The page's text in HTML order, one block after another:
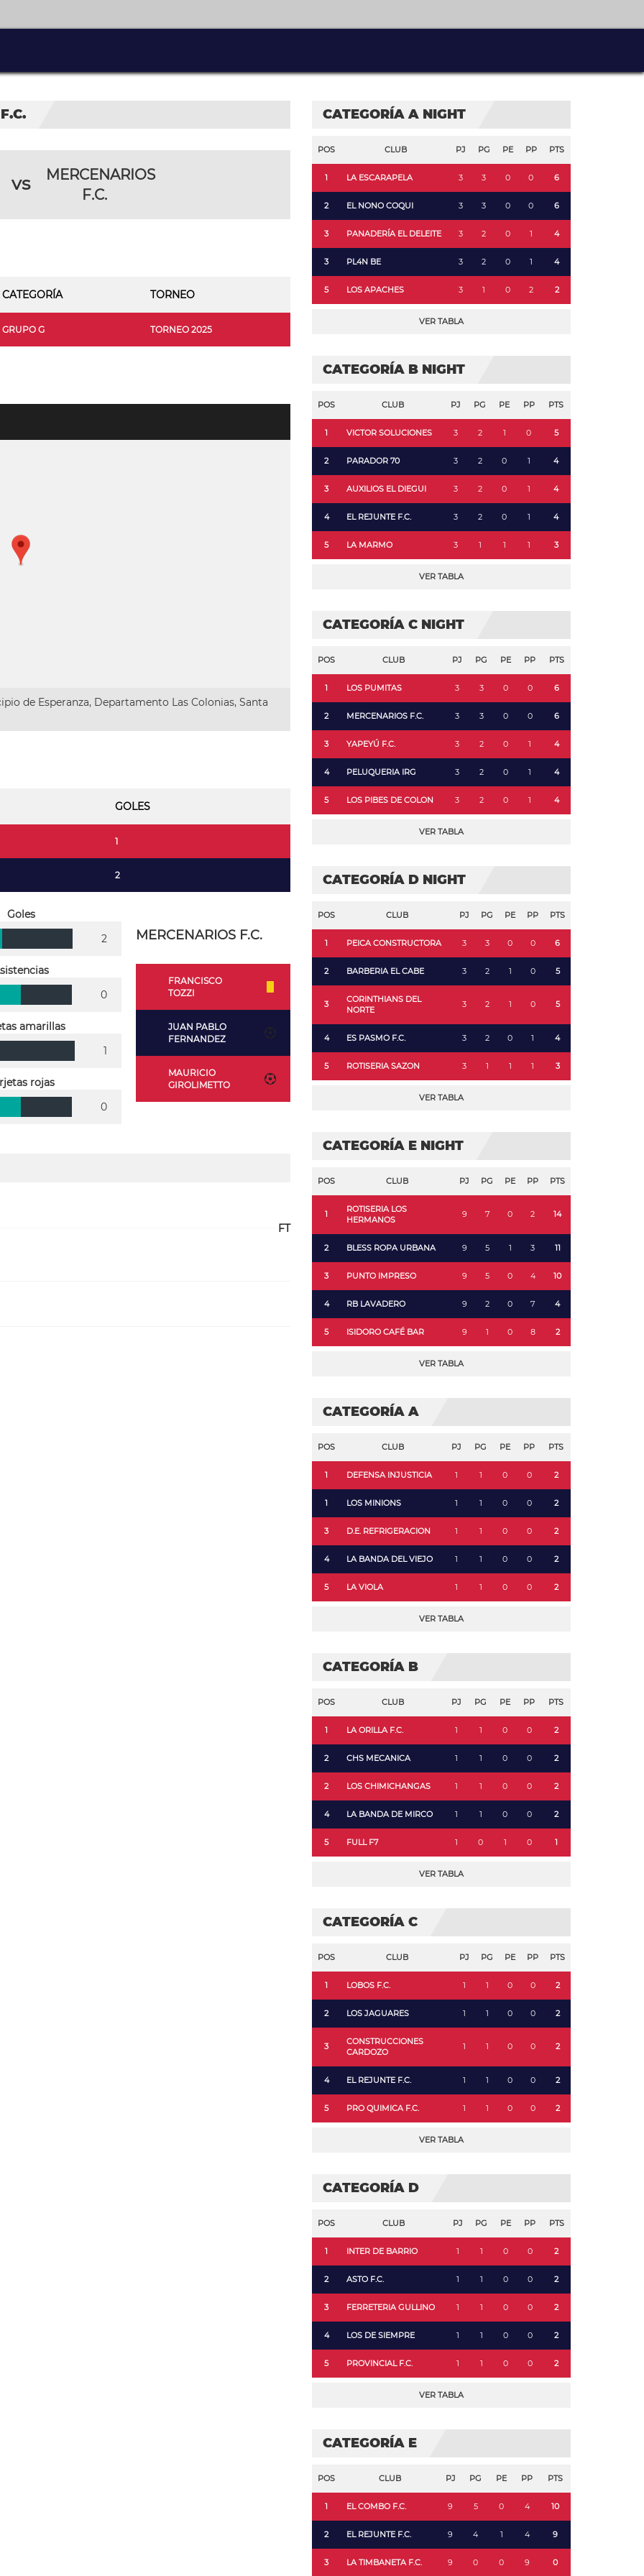
vs
MERCENARIOS
F.C.
CATEGORÍA TORNEO
GRUPO G TORNEO 2025
de Esperanza, Departamento Las Colonias, Santa
GOLES
1
2
MERCENARIOS F.C.
FRANCISCO
TOZZI
JUAN PABLO
FERNANDEZ
MAURICIO
GIROLIMETTO
Goles
2
0
amarillas
1
rojas
0
FT
CATEGORÍA A NIGHT
POS CLUB PJ PG PE PP PTS
1 LA ESCARAPELA 3 3 0 0 6
2 EL NONO COQUI 3 3 0 0 6
3 PANADERÍA EL DELEITE 3 2 0 1 4
3 PL4N BE 3 2 0 1 4
5 LOS APACHES 3 1 0 2 2
VER TABLA
CATEGORÍA B NIGHT
POS CLUB PJ PG PE PP PTS
1 VICTOR SOLUCIONES 3 2 1 0 5
2 PARADOR 70 3 2 0 1 4
3 AUXILIOS EL DIEGUI 3 2 0 1 4
4 EL REJUNTE F.C. 3 2 0 1 4
5 LA MARMO 3 1 1 1 3
VER TABLA
CATEGORÍA C NIGHT
POS CLUB PJ PG PE PP PTS
1 LOS PUMITAS 3 3 0 0 6
2 MERCENARIOS F.C. 3 3 0 0 6
3 YAPEYÚ F.C. 3 2 0 1 4
4 PELUQUERIA IRG 3 2 0 1 4
5 LOS PIBES DE COLON 3 2 0 1 4
VER TABLA
CATEGORÍA D NIGHT
POS CLUB PJ PG PE PP PTS
1 PEICA CONSTRUCTORA 3 3 0 0 6
2 BARBERIA EL CABE 3 2 1 0 5
3
CORINTHIANS DEL
NORTE
3 2 1 0 5
4 ES PASMO F.C. 3 2 0 1 4
5 ROTISERIA SAZON 3 1 1 1 3
VER TABLA
CATEGORÍA E NIGHT
POS CLUB PJ PG PE PP PTS
1
ROTISERIA LOS
HERMANOS
9 7 0 2 14
2 BLESS ROPA URBANA 9 5 1 3 11
3 PUNTO IMPRESO 9 5 0 4 10
4 RB LAVADERO 9 2 0 7 4
5 ISIDORO CAFÉ BAR 9 1 0 8 2
VER TABLA
CATEGORÍA A
POS CLUB PJ PG PE PP PTS
1 DEFENSA INJUSTICIA 1 1 0 0 2
1 LOS MINIONS 1 1 0 0 2
3 D.E. REFRIGERACION 1 1 0 0 2
4 LA BANDA DEL VIEJO 1 1 0 0 2
5 LA VIOLA 1 1 0 0 2
VER TABLA
CATEGORÍA B
POS CLUB PJ PG PE PP PTS
1 LA ORILLA F.C. 1 1 0 0 2
2 CHS MECANICA 1 1 0 0 2
2 LOS CHIMICHANGAS 1 1 0 0 2
4 LA BANDA DE MIRCO 1 1 0 0 2
5 FULL F7 1 0 1 0 1
VER TABLA
CATEGORÍA C
POS CLUB PJ PG PE PP PTS
1 LOBOS F.C. 1 1 0 0 2
2 LOS JAGUARES 1 1 0 0 2
3
CONSTRUCCIONES
CARDOZO
1 1 0 0 2
4 EL REJUNTE F.C. 1 1 0 0 2
5 PRO QUIMICA F.C. 1 1 0 0 2
VER TABLA
CATEGORÍA D
POS CLUB PJ PG PE PP PTS
1 INTER DE BARRIO 1 1 0 0 2
2 ASTO F.C. 1 1 0 0 2
3 FERRETERIA GULLINO 1 1 0 0 2
4 LOS DE SIEMPRE 1 1 0 0 2
5 PROVINCIAL F.C. 1 1 0 0 2
VER TABLA
CATEGORÍA E
POS CLUB PJ PG PE PP PTS
1 EL COMBO F.C. 9 5 0 4 10
2 EL REJUNTE F.C. 9 4 1 4 9
3 LA TIMBANETA F.C. 9 0 0 9 0